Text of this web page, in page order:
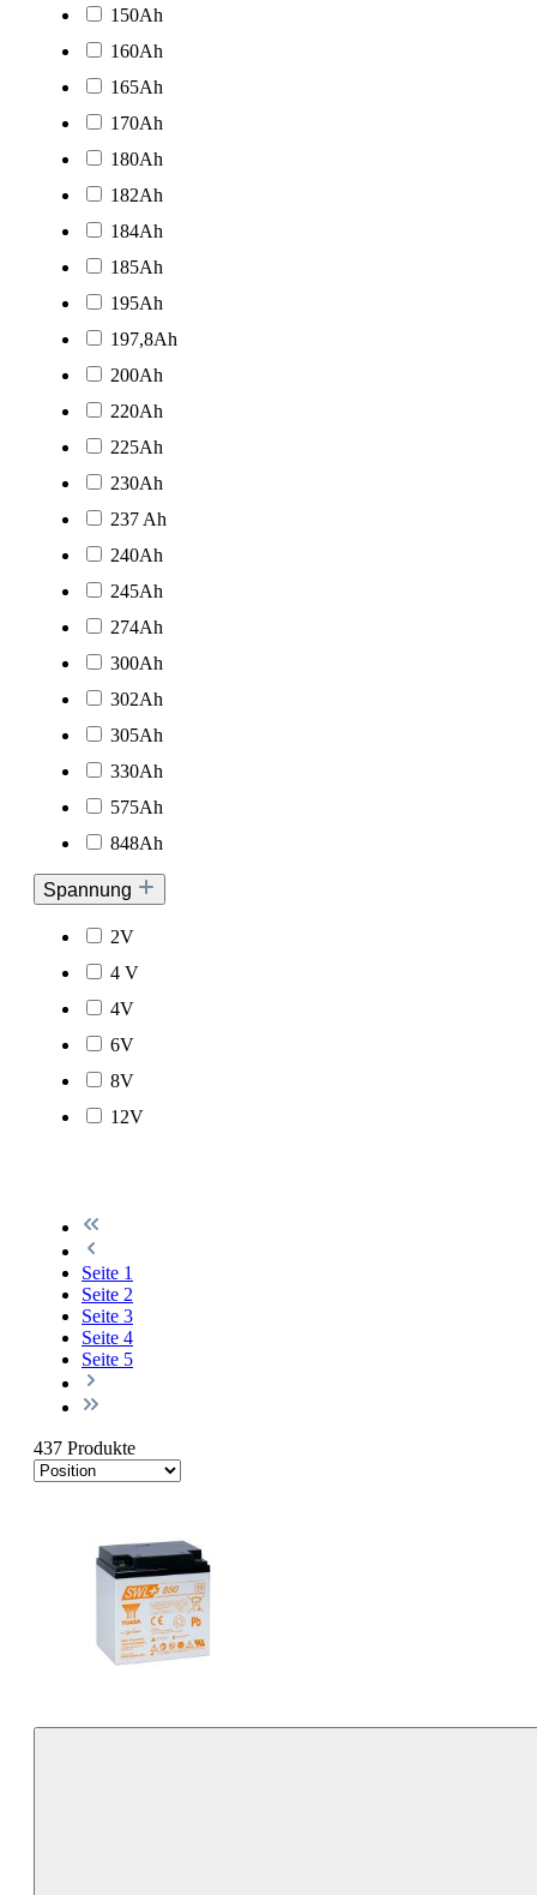
150Ah
160Ah
165Ah
170Ah
180Ah
182Ah
184Ah
185Ah
195Ah
197,8Ah
200Ah
220Ah
225Ah
230Ah
237 Ah
240Ah
245Ah
274Ah
300Ah
302Ah
305Ah
330Ah
575Ah
848Ah
Spannung
2V
4 V
4V
6V
8V
12V
Seite 1
Seite 2
Seite 3
Seite 4
Seite 5
437 Produkte